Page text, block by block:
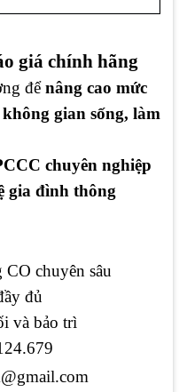
giá chính hãng
đểnâng cao mức
gian sống, làm
chuyên nghiệp
gia đình thông
chuyên sâu
đủ
và bảo trì